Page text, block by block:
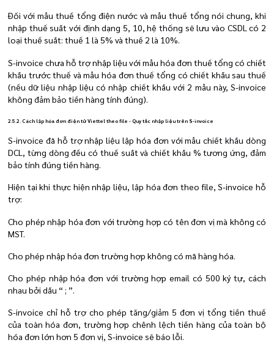
Đối với mẫu thuế tổng điện nước và mẫu thuế tổng nói chung, khi
nhập thuế suất với định dạng 5, 10, hệ thống sẽ lưu vào CSDL có 2
loại thuế suất: thuế 1 là 5% và thuế 2 là 10%.
S-invoice chưa hỗ trợ nhập liệu với mẫu hóa đơn thuế tổng có chiết
khấu trước thuế và mẫu hóa đơn thuế tổng có chiết khấu sau thuế
(nếu dữ liệu nhập liệu có nhập chiết khấu với 2 mẫu này, S-invoice
không đảm bảo tiền hàng tính đúng).
2.5.2. Cách lập hóa đơn điện tử Viettel theo file - Quy tắc nhập liệu trên S-invoice
S-invoice đã hỗ trợ nhập liệu lập hóa đơn với mẫu chiết khấu dòng
DCL, từng dòng đều có thuế suất và chiết khấu % tương ứng, đảm
bảo tính đúng tiền hàng.
Hiện tại khi thực hiện nhập liệu, lập hóa đơn theo file, S-invoice hỗ
trợ:
Cho phép nhập hóa đơn với trường hợp có tên đơn vị mà không có
MST.
Cho phép nhập hóa đơn trường hợp không có mã hàng hóa.
Cho phép nhập hóa đơn với trường hợp email có 500 ký tự, cách
nhau bởi dấu “ ; ”.
S-invoice chỉ hỗ trợ cho phép tăng/giảm 5 đơn vị tổng tiền thuế
của toàn hóa đơn, trường hợp chênh lệch tiền hàng của toàn bộ
hóa đơn lớn hơn 5 đơn vị, S-invoice sẽ báo lỗi.